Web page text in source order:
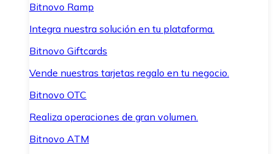
Bitnovo Ramp
Integra nuestra solución en tu plataforma.
Bitnovo Giftcards
Vende nuestras tarjetas regalo en tu negocio.
Bitnovo OTC
Realiza operaciones de gran volumen.
Bitnovo ATM